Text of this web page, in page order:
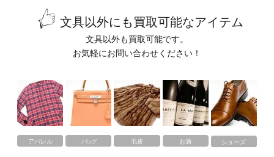
文具以外にも買取可能なアイテム
文具以外も買取可能です。
お気軽にお問い合わせください！
アパレル バッグ 毛皮 お酒 シューズ